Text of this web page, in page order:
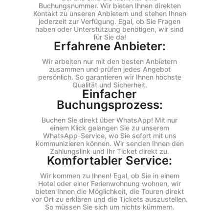
Buchungsnummer. Wir bieten Ihnen direkten
Kontakt zu unseren Anbietern und stehen Ihnen
jederzeit zur Verfügung. Egal, ob Sie Fragen
haben oder Unterstützung benötigen, wir sind
für Sie da!
Erfahrene Anbieter:
Wir arbeiten nur mit den besten Anbietern
zusammen und prüfen jedes Angebot
persönlich. So garantieren wir Ihnen höchste
Qualität und Sicherheit.
Einfacher
Buchungsprozess:
Buchen Sie direkt über WhatsApp! Mit nur
einem Klick gelangen Sie zu unserem
WhatsApp-Service, wo Sie sofort mit uns
kommunizieren können. Wir senden Ihnen den
Zahlungslink und Ihr Ticket direkt zu.
Komfortabler Service:
Wir kommen zu Ihnen! Egal, ob Sie in einem
Hotel oder einer Ferienwohnung wohnen, wir
bieten Ihnen die Möglichkeit, die Touren direkt
vor Ort zu erklären und die Tickets auszustellen.
So müssen Sie sich um nichts kümmern.